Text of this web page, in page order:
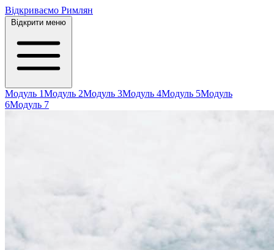
Відкриваємо Римлян
Відкрити меню
Модуль 1Модуль 2Модуль 3Модуль 4Модуль 5Модуль
6Модуль 7